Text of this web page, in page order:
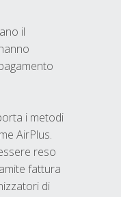
il
i metodi
AirPlus.
reso
fattura
di